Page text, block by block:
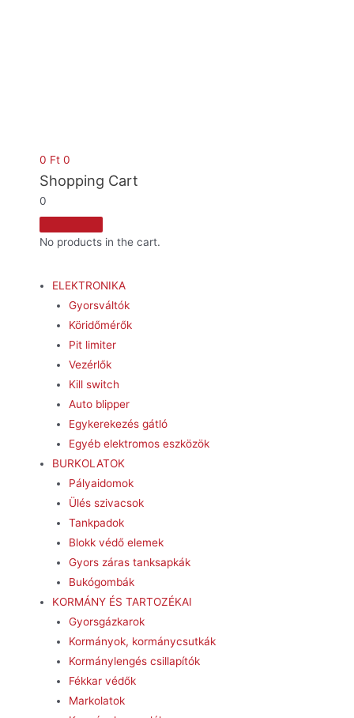
0 Ft 0
Shopping Cart
0
No products in the cart.
ELEKTRONIKA
Gyorsváltók
Köridőmérők
Pit limiter
Vezérlők
Kill switch
Auto blipper
Egykerekezés gátló
Egyéb elektromos eszközök
BURKOLATOK
Pályaidomok
Ülés szivacsok
Tankpadok
Blokk védő elemek
Gyors záras tanksapkák
Bukógombák
KORMÁNY ÉS TARTOZÉKAI
Gyorsgázkarok
Kormányok, kormánycsutkák
Kormánylengés csillapítók
Fékkar védők
Markolatok